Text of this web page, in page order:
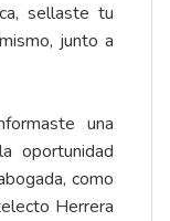
sellaste tu
junto a
una
oportunidad
como
Herrera